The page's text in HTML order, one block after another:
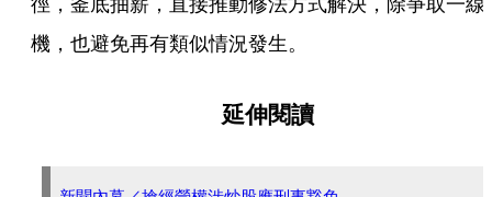
機，也避免再有類似情況發生。
延伸閱讀